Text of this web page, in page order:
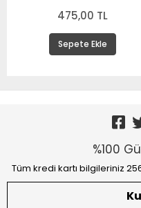
475,00 TL
Sepete Ekle
%100
Tüm kredi kartı bilgileriniz